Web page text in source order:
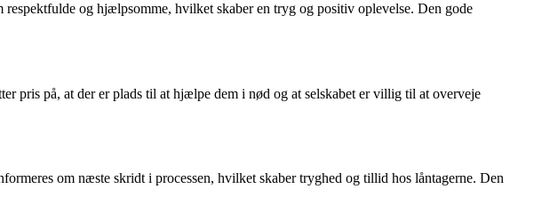
og hjælpsomme, hvilket skaber en tryg og positiv oplevelse. Den gode
pris på, at der er plads til at hjælpe dem i nød og at selskabet er villig til at overveje
om næste skridt i processen, hvilket skaber tryghed og tillid hos låntagerne. Den